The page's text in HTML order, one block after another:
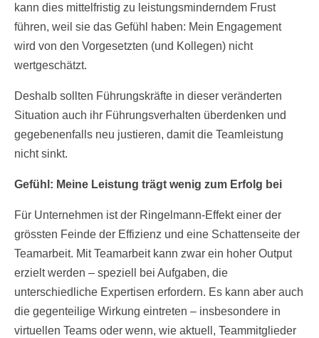
kann dies mittelfristig zu leistungsminderndem Frust
führen, weil sie das Gefühl haben: Mein Engagement
wird von den Vorgesetzten (und Kollegen) nicht
wertgeschätzt.
Deshalb sollten Führungskräfte in dieser veränderten
Situation auch ihr Führungsverhalten überdenken und
gegebenenfalls neu justieren, damit die Teamleistung
nicht sinkt.
Gefühl: Meine Leistung trägt wenig zum Erfolg bei
Für Unternehmen ist der Ringelmann-Effekt einer der
grössten Feinde der Effizienz und eine Schattenseite der
Teamarbeit. Mit Teamarbeit kann zwar ein hoher Output
erzielt werden – speziell bei Aufgaben, die
unterschiedliche Expertisen erfordern. Es kann aber auch
die gegenteilige Wirkung eintreten – insbesondere in
virtuellen Teams oder wenn, wie aktuell, Teammitglieder